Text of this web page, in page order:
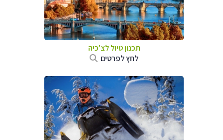
תכנון טיול לצ'כיה
לחץ לפרטים